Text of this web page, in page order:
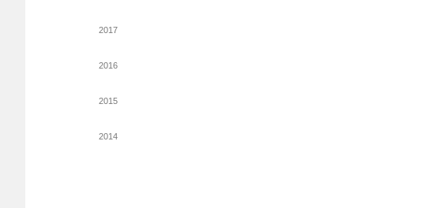
2017
2016
2015
2014